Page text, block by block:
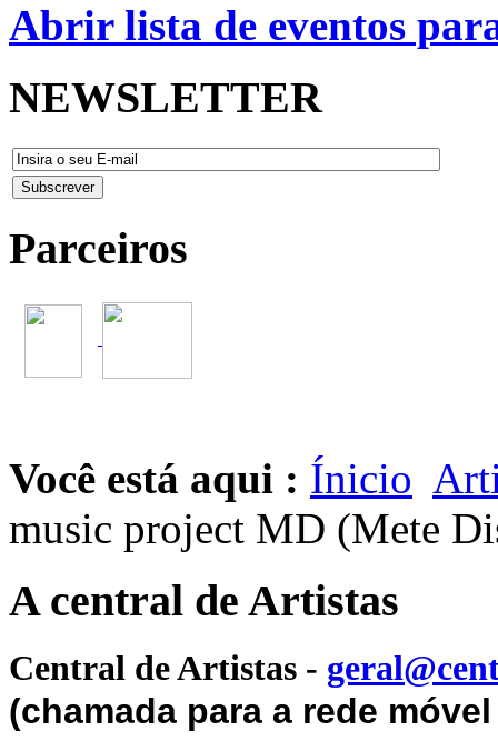
Abrir lista de eventos
NEWSLETTER
Parceiros
Você está aqui : Ínicio
music project MD (Mete
A central de Artistas
Central de Artistas -
(chamada para a rede